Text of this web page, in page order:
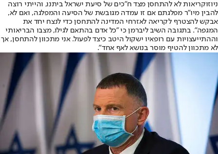
ניוזוקריאות לא להתחסן מצד ח"כים של סיעת ישראל ביתנו, והייתי רוצה
להבין מיו"ר מפלגתם אם זו עמדה מגובשת של הסיעה והמפלגה, ואם לא,
אבקש להצטרף לקריאה לאזרחי המדינה להתחסן כדי לנצח יחד את
המגפה". בתגובה השיב ליברמן כי "כל אדם בהתאם לגילו, מצבו הבריאותי
וההתייעצויות עם רופאיו ישקול היטב כיצד לפעול. אני מתכוון להתחסן, אך
לא מתכוון להטיף מוסר בנושא לאף אחד".